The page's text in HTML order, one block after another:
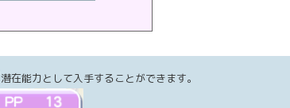
潜在能力として入手することができます。